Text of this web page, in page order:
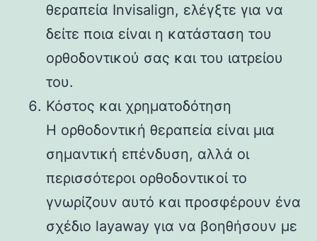
θεραπεία Invisalign, ελέγξτε για να
δείτε ποια είναι η κατάσταση του
ορθοδοντικού σας και του ιατρείου
του.
Κόστος και χρηματοδότηση
Η ορθοδοντική θεραπεία είναι μια
σημαντική επένδυση, αλλά οι
περισσότεροι ορθοδοντικοί το
γνωρίζουν αυτό και προσφέρουν ένα
σχέδιο layaway για να βοηθήσουν με